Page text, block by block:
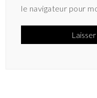
le navigateur pour